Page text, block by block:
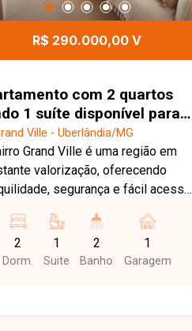
R$ 290.000,00 V
com 2 quartos
1 suíte disponível para
no bairro Grand Ville em
MG
Ville - Uberlândia/MG
Grand Ville é uma região em
valorização, oferecendo
segurança e fácil acesso
a supermercados, escolas,
comércios e diversos
proporciona praticidade e
2
Dorm.
1
Suite
2
Banho
1
Garagem